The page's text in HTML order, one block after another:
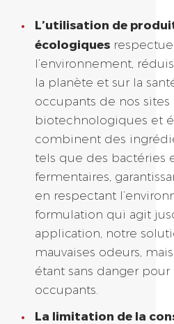
L’utilisation de
écologiques
l’environnement,
la planète et sur la
occupants de nos
biotechnologiques et
combinent des
tels que des bactéries
fermentaires,
en respectant
formulation qui agit
application, notre
mauvaises odeurs,
étant sans danger
occupants.
La limitation de la